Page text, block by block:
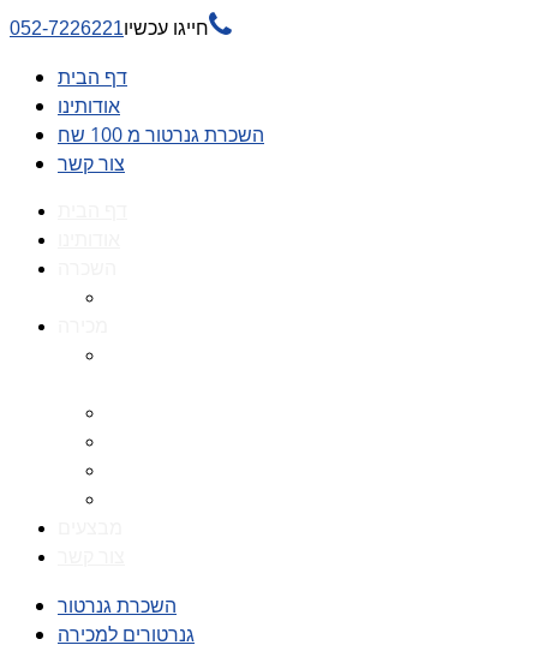
חייגו עכשיו052-7226221 
דף הבית
אודותינו
השכרת גנרטור מ 100 שח
צור קשר
השכרת גנרטור
גנרטורים למכירה